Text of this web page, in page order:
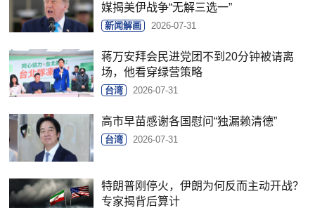
媒揭美伊战争“无解三选一”
新闻解画 2026-07-31
蒋万安拜会民进党团不到20分钟被请离
场，他看穿绿营策略
台湾 2026-07-31
高市早苗感谢各国慰问“独漏赖清德”
台湾 2026-07-31
特朗普刚停火，伊朗为何反而主动开战？
专家揭背后算计